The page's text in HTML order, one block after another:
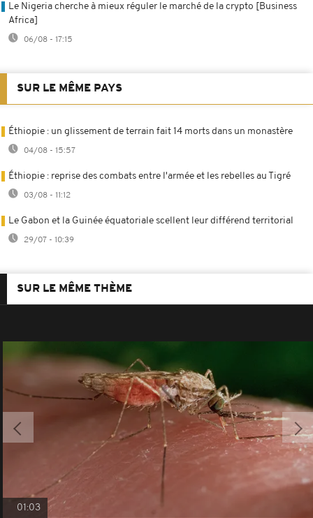
Le Nigeria cherche à mieux réguler le marché de la crypto [Business
Africa]
06/08 - 17:15
SUR LE MÊME PAYS
Éthiopie : un glissement de terrain fait 14 morts dans un monastère
04/08 - 15:57
Éthiopie : reprise des combats entre l'armée et les rebelles au Tigré
03/08 - 11:12
Le Gabon et la Guinée équatoriale scellent leur différend territorial
29/07 - 10:39
SUR LE MÊME THÈME
01:03